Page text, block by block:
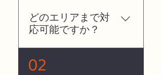
どのエリアまで対
応可能ですか？
対応可能エリアは【福岡
県内】となっておりま
02